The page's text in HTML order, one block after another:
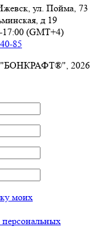
ул. Пойма, 73
д 19
(GMT+4)
85
"БОНКРАФТ®", 2026
моих